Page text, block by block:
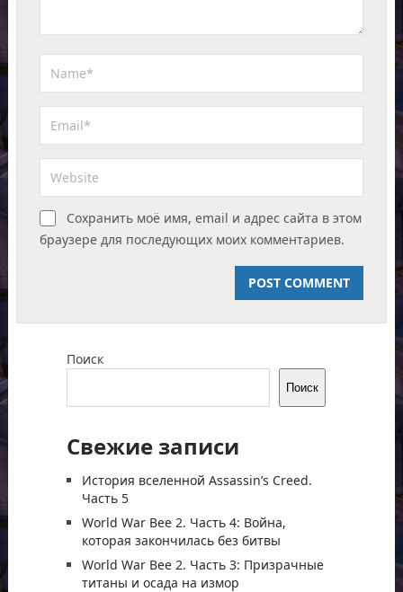
Сохранить моё имя, email и адрес сайта в этом
браузере для последующих моих комментариев.
Поиск
Поиск
Свежие записи
История вселенной Assassin’s Creed.
Часть 5
World War Bee 2. Часть 4: Война,
которая закончилась без битвы
World War Bee 2. Часть 3: Призрачные
титаны и осада на измор